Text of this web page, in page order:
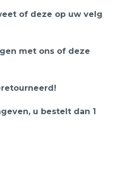
of deze op uw velg
met ons of deze
u bestelt dan 1